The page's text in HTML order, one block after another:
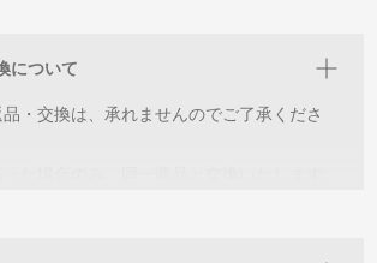
について
・交換は、承れませんのでご了承くださ